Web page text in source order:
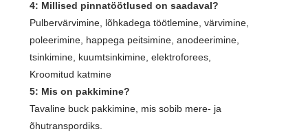
4: Millised pinnatöötlused on saadaval?
Pulbervärvimine, lõhkadega töötlemine, värvimine,
poleerimine, happega peitsimine, anodeerimine,
tsinkimine, kuumtsinkimine, elektroforees,
Kroomitud katmine
5: Mis on pakkimine?
Tavaline buck pakkimine, mis sobib mere- ja
õhutranspordiks.